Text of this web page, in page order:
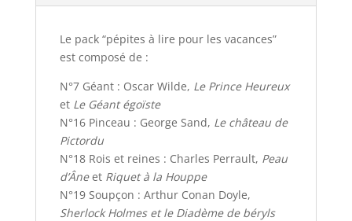
Le pack “pépites à lire pour les vacances”
est composé de :
N°7 Géant : Oscar Wilde, Le Prince Heureux
et Le Géant égoïste
N°16 Pinceau : George Sand, Le château de
Pictordu
N°18 Rois et reines : Charles Perrault, Peau
d’Âneet Riquet à la Houppe
N°19 Soupçon : Arthur Conan Doyle,
Sherlock Holmes et le Diadème de béryls